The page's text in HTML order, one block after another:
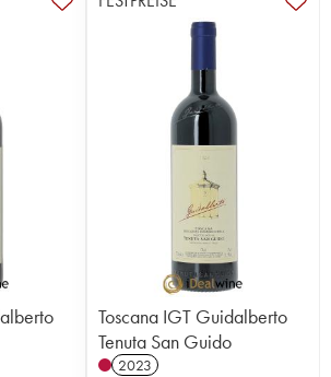
Toscana IGT Guidalberto
Tenuta San Guido
2023